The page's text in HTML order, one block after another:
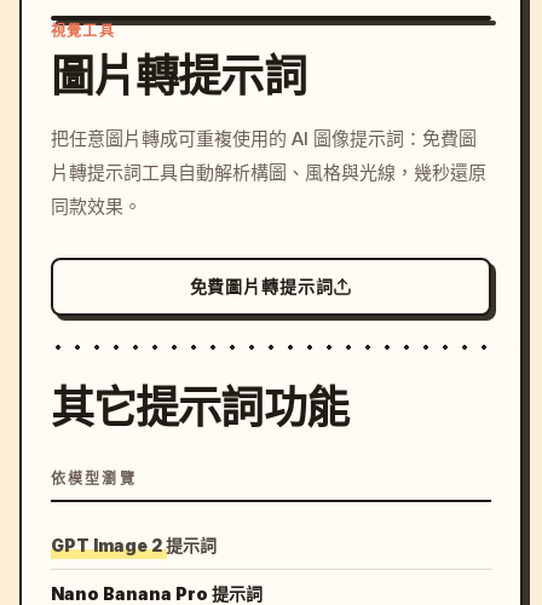
c, cyberpunk sunset, neon
colors, 8k --v 6.0
視覺工具
圖片轉提示詞
把任意圖片轉成可重複使用的 AI 圖像提示詞：免費圖
片轉提示詞工具自動解析構圖、風格與光線，幾秒還原
同款效果。
免費圖片轉提示詞
其它提示詞功能
依模型瀏覽
GPT Image 2 提示詞
Nano Banana Pro 提示詞